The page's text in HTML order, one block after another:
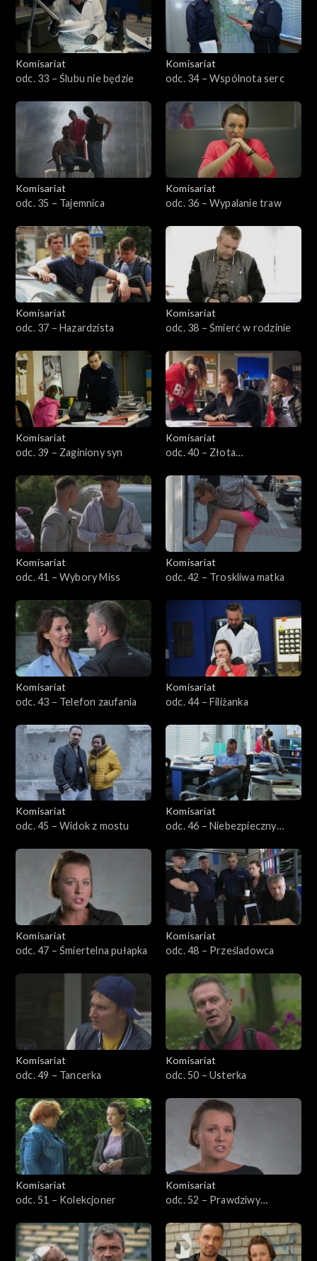
Komisariat
odc. 33 – Ślubu nie będzie
Komisariat
odc. 34 – Wspólnota serc
Komisariat
odc. 35 – Tajemnica
Komisariat
odc. 36 – Wypalanie traw
Komisariat
odc. 37 – Hazardzista
Komisariat
odc. 38 – Śmierć w rodzinie
Komisariat
odc. 39 – Zaginiony syn
Komisariat
odc. 40 – Złota
Komisariat
odc. 41 – Wybory Miss
Komisariat
odc. 42 – Troskliwa matka
Komisariat
odc. 43 – Telefon zaufania
Komisariat
odc. 44 – Filiżanka
Komisariat
odc. 45 – Widok z mostu
Komisariat
odc. 46 – Niebezpieczny
Komisariat
odc. 47 – Śmiertelna pułapka
Komisariat
odc. 48 – Prześladowca
Komisariat
odc. 49 – Tancerka
Komisariat
odc. 50 – Usterka
Komisariat
odc. 51 – Kolekcjoner
Komisariat
odc. 52 – Prawdziwy